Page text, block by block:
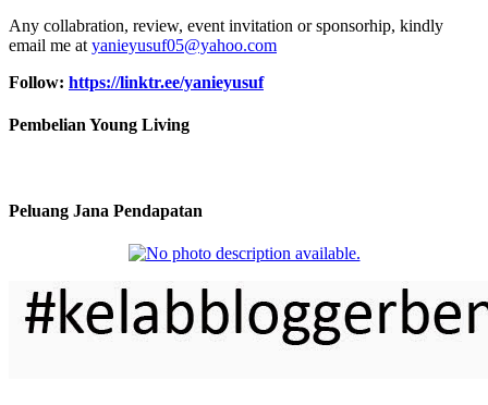
Any collabration, review, event invitation or sponsorhip, kindly
email me at yanieyusuf05@yahoo.com
Follow: https://linktr.ee/yanieyusuf
Pembelian Young Living
Peluang Jana Pendapatan